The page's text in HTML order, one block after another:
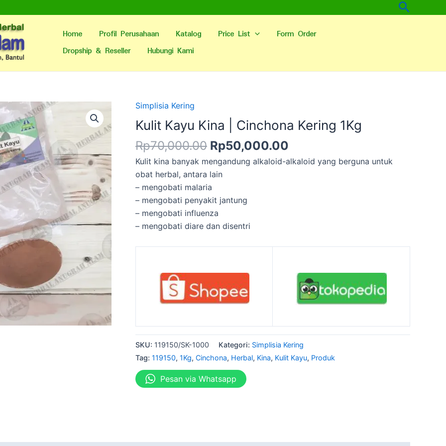
Cari
Home Profil Perusahaan Katalog Price List
Form Order
Dropship & Reseller
Hubungi Kami
Simplisia Kering
Kulit Kayu Kina | Cinchona Kering 1Kg
Rp70,000.00
aslinya
adalah:
Rp70,000.00.
Rp50,000.00
saat
ini
Rp50,000.00.
Kulit kina banyak mengandung alkaloid-alkaloid yang berguna untuk
obat herbal, antara lain
– mengobati malaria
– mengobati penyakit jantung
– mengobati influenza
– mengobati diare dan disentri
SKU: 119150/SK-1000 Kategori: Simplisia Kering
Tag: 119150, 1Kg, Cinchona, Herbal, Kina, Kulit Kayu, Produk
Pesan via Whatsapp